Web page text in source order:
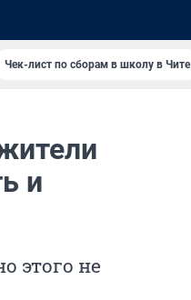
Чек-лист по сборам в школу в Чите
и
этого не